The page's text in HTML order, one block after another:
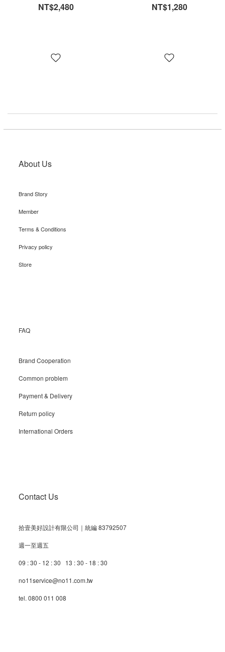
NT$2,480 NT$1,280
About Us
Brand Story
Member
Terms & Conditions
Privacy policy
Store
FAQ
Brand Cooperation
Common problem
Payment & Delivery
Return policy
International Orders
Contact Us
拾壹美好設計有限公司｜統編 83792507
週一至週五
09 : 30 - 12 : 30 13 : 30 - 18 : 30
no11service@no11.com.tw
tel. 0800 011 008